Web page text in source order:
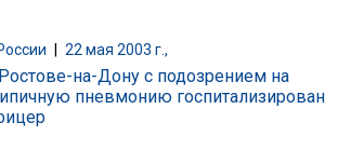
22 мая 2003 г.,
на-Дону с подозрением на
пневмонию госпитализирован